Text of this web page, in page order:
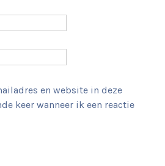
en website in deze
keer wanneer ik een reactie